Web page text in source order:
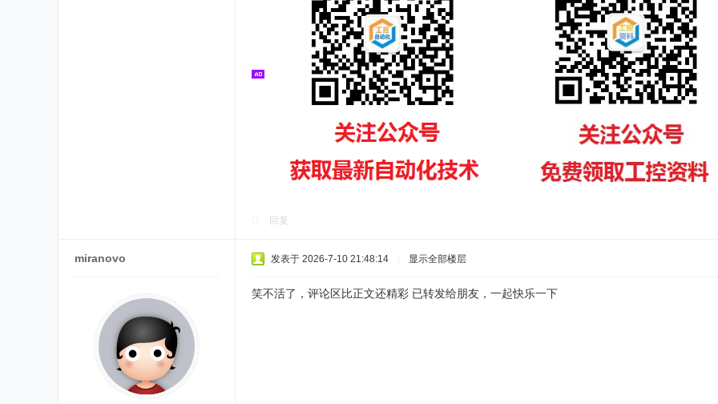
回复
miranovo 发表于 2026-7-10 21:48:14 显示全部楼层
笑不活了，评论区比正文还精彩 已转发给朋友，一起快乐一下